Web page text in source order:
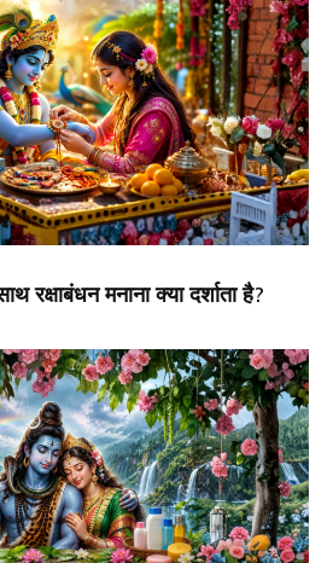
रक्षाबंधन मनाना क्या दर्शाता है?